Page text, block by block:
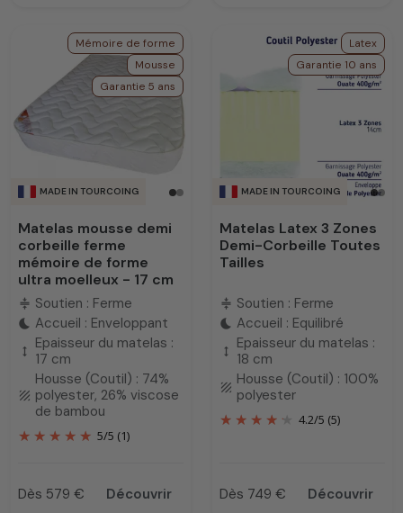
MADE IN TOURCOING
Mémoire de forme
Mousse
Garantie 5 ans
Matelas mousse demi
corbeille ferme
mémoire de forme
ultra moelleux - 17 cm
compress Soutien : Ferme
bedtime Accueil : Enveloppant
height
Epaisseur du matelas :
17 cm
texture
Housse (Coutil) : 74%
polyester, 26% viscose
de bambou
5/5 (1)
Prix
Dès 579 € Découvrir
MADE IN TOURCOING
Latex
Garantie 10 ans
Matelas Latex 3 Zones
Demi-Corbeille Toutes
Tailles
compress Soutien : Ferme
bedtime Accueil : Equilibré
height
Epaisseur du matelas :
18 cm
texture Housse (Coutil) : 100%
polyester
4.2/5 (5)
Prix
Dès 749 € Découvrir